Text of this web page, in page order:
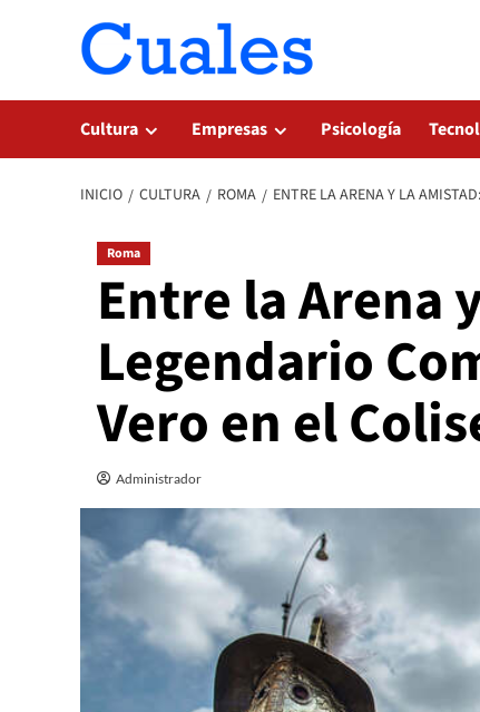
Cultura Empresas Psicología
INICIO CULTURA ROMA ENTRE LA ARENA Y LA
Roma
Entre la Arena
Legendario
Vero en el
Administrador